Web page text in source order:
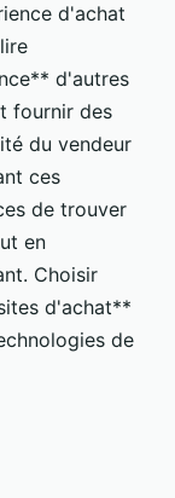
d'achat
d'autres
fournir des
du vendeur
ces
de trouver
en
Choisir
d'achat**
de